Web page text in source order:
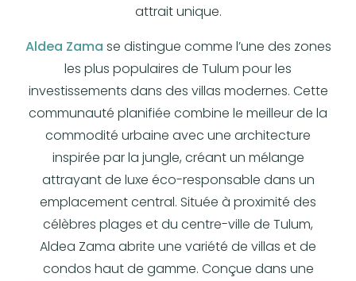
attrait unique.
Aldea Zama se distingue comme l’une des zones
les plus populaires de Tulum pour les
investissements dans des villas modernes. Cette
communauté planifiée combine le meilleur de la
commodité urbaine avec une architecture
inspirée par la jungle, créant un mélange
attrayant de luxe éco-responsable dans un
emplacement central. Située à proximité des
célèbres plages et du centre-ville de Tulum,
Aldea Zama abrite une variété de villas et de
condos haut de gamme. Conçue dans une